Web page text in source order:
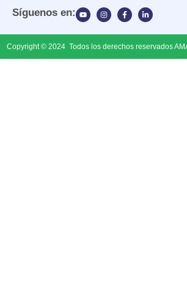
Síguenos en:
Copyright © 2024 Todos los derechos reservados